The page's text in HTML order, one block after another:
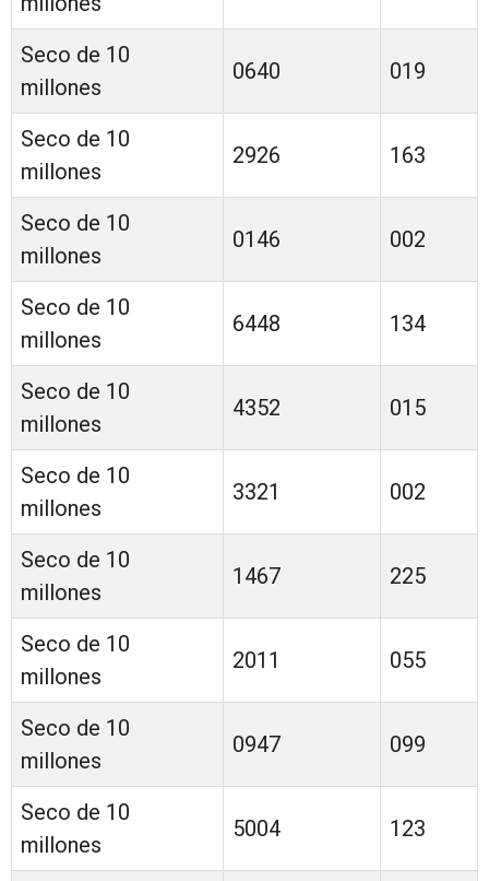
Seco de 10
millones
0640 019
Seco de 10
millones
2926 163
Seco de 10
millones
0146 002
Seco de 10
millones
6448 134
Seco de 10
millones
4352 015
Seco de 10
millones
3321 002
Seco de 10
millones
1467 225
Seco de 10
millones
2011 055
Seco de 10
millones
0947 099
Seco de 10
millones
5004 123